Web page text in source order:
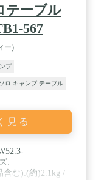
テーブル
567
ー)
プ
ソロ キャンプ テーブル
見る
:
含む):(約)2.1kg /